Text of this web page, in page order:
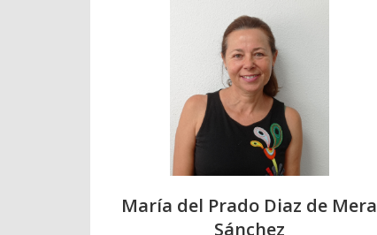
María del Prado Diaz de Mera
Sánchez